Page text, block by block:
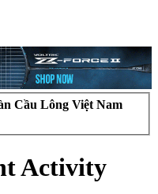
Cầu Lông Việt Nam
Activity